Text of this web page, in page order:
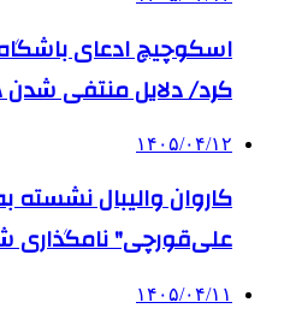
اسکوچیچ ادعای
کرد/ دلایل منتفی
۱۴۰۵/۰۴/۱۲
کاروان والیبال
علی‌قورچی" نامگذاری
۱۴۰۵/۰۴/۱۱